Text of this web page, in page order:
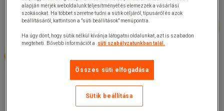
alapján mérjék weboldalunk teljesítményét és elemezzék a vásárlási
szokásokat. Ha többet szeretne tudni a sütik céljáról, típusáról és azok
beállításáról, kattintson a "süti beállítások" menüpontra.
Ha úgy dönt, hogy sütik nélkül kívánja látogatni oldalunkat, azt is szabadon
megteheti. Bővebb információt a
süti szabályzatunkban talál.
Összes süti elfogadása
Sütik beállítása